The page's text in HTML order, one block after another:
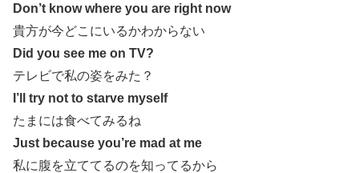
Don’t know where you are right now
貴方が今どこにいるかわからない
Did you see me on TV?
テレビで私の姿をみた？
I’ll try not to starve myself
たまには食べてみるね
Just because you’re mad at me
私に腹を立ててるのを知ってるから